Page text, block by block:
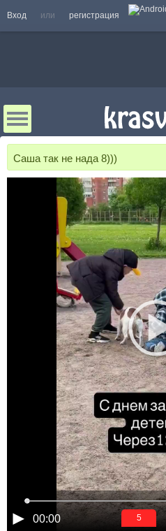
Вход или регистрация
Саша так не нада 8)))
00:00 5